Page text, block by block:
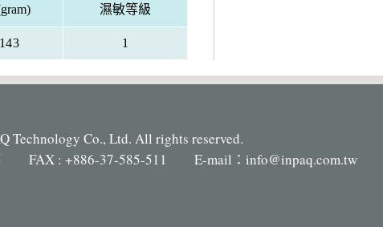
濕敏等級
1
Technology Co., Ltd. All rights reserved.
FAX : +886-37-585-511 E-mail： info@inpaq.com.tw